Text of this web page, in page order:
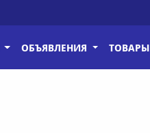
ОБЪЯВЛЕНИЯ ТОВАРЫ